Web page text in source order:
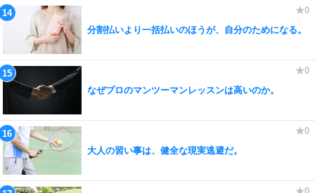
分割払いより一括払いのほうが、自分のためになる。
なぜプロのマンツーマンレッスンは高いのか。
大人の習い事は、健全な現実逃避だ。